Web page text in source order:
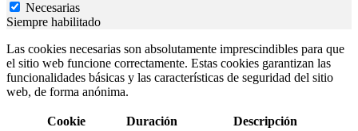
Necesarias
Siempre habilitado
Las cookies necesarias son absolutamente imprescindibles para que
el sitio web funcione correctamente. Estas cookies garantizan las
funcionalidades básicas y las características de seguridad del sitio
web, de forma anónima.
Cookie Duración Descripción